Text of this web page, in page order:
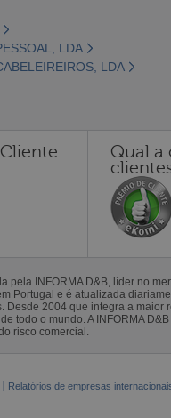
LDA
LDA
Qual a
pela INFORMA D&B, líder no
Portugal e é atualizada
Desde 2004 que integra a
todo o mundo. A INFORMA
risco comercial.
Relatórios de empresas